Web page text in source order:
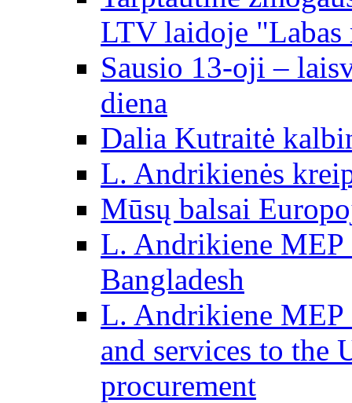
LTV laidoje
Sausio 13-oji –
diena
Dalia Kutraitė
L. Andrikienės
Mūsų balsai
L. Andrikiene MEP
Bangladesh
L. Andrikiene MEP
and services to the
procurement